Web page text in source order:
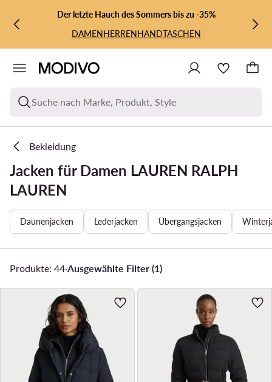
ZUM HAUPTINHALT SPRINGEN
ZUR SUCHEDer letzte Hauch des Sommers bis zu -35%
DAMENHERRENHANDTASCHEN
Suche nach Marke, Produkt, Style
Bekleidung
Jacken für Damen LAUREN RALPH
LAUREN
Daunenjacken Lederjacken Übergangsjacken
Produkte: 44·Ausgewählte Filter (1)